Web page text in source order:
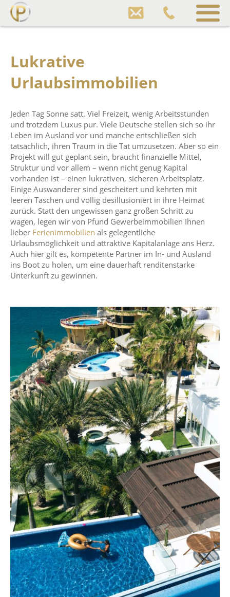
Pfund
Gewerbeimmobilien
Lukrative
Urlaubsimmobilien
Jeden Tag Sonne satt. Viel Freizeit, wenig Arbeitsstunden
und trotzdem Luxus pur. Viele Deutsche stellen sich so ihr
Leben im Ausland vor und manche entschließen sich
tatsächlich, ihren Traum in die Tat umzusetzen. Aber so ein
Projekt will gut geplant sein, braucht finanzielle Mittel,
Struktur und vor allem – wenn nicht genug Kapital
vorhanden ist – einen lukrativen, sicheren Arbeitsplatz.
Einige Auswanderer sind gescheitert und kehrten mit
leeren Taschen und völlig desillusioniert in ihre Heimat
zurück. Statt den ungewissen ganz großen Schritt zu
wagen, legen wir von Pfund Gewerbeimmobilien Ihnen
lieber Ferienimmobilien als gelegentliche
Urlaubsmöglichkeit und attraktive Kapitalanlage ans Herz.
Auch hier gilt es, kompetente Partner im In- und Ausland
ins Boot zu holen, um eine dauerhaft renditenstarke
Unterkunft zu gewinnen.